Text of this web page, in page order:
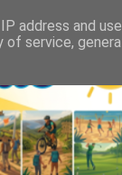
address and
of service,